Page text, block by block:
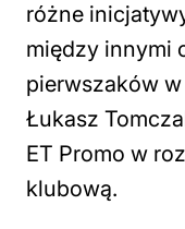
różne
między innymi
pierwszaków w
Łukasz
ET Promo w
klubową.